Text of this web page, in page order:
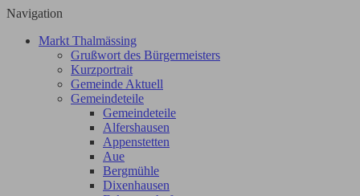
Navigation
Markt Thalmässing
Grußwort des Bürgermeisters
Kurzportrait
Gemeinde Aktuell
Gemeindeteile
Gemeindeteile
Alfershausen
Appenstetten
Aue
Bergmühle
Dixenhausen